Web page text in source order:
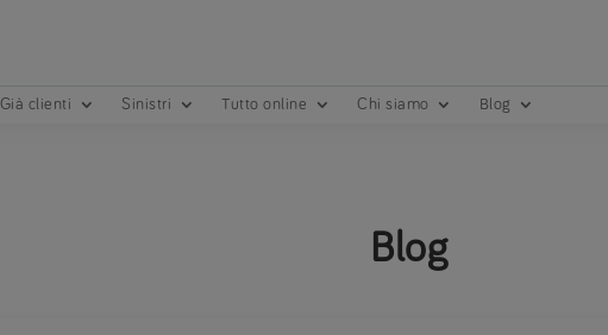
Già clienti Sinistri Tutto online Chi siamo Blog
Blog